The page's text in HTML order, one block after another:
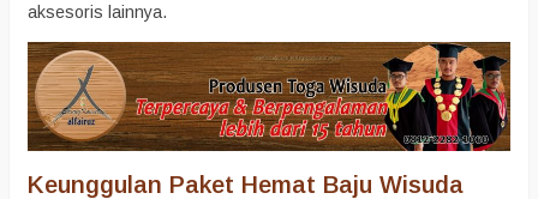
aksesoris lainnya.
Keunggulan Paket Hemat Baju Wisuda